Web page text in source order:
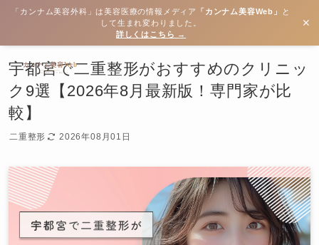
「カンナム美容外科」は美容医療の情報メディア 「カンナム美容Web」
と
して生まれ変わりました。
詳しくはこちら →
✕
宇都宮で二重整形がおすすめのクリニッ
ク9選【2026年8月最新版！専門家が比
較】
二重整形 2026年08月01日